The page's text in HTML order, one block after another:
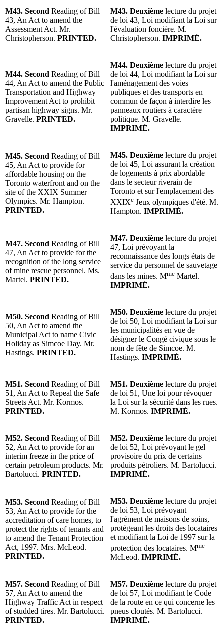
M43. Second Reading of Bill
43, An Act to amend the
Assessment Act. Mr.
Christopherson. PRINTED.
M43. Deuxième lecture du projet
de loi 43, Loi modifiant la Loi sur
l'évaluation foncière. M.
Christopherson. IMPRIMÉ.
M44. Second Reading of Bill
44, An Act to amend the Public
Transportation and Highway
Improvement Act to prohibit
partisan highway signs. Mr.
Gravelle. PRINTED.
M44. Deuxième lecture du projet
de loi 44, Loi modifiant la Loi sur
l'aménagement des voies
publiques et des transports en
commun de façon à interdire les
panneaux routiers à caractère
politique. M. Gravelle.
IMPRIMÉ.
M45. Second Reading of Bill
45, An Act to provide for
affordable housing on the
Toronto waterfront and on the
site of the XXIX Summer
Olympics. Mr. Hampton.
PRINTED.
M45. Deuxième lecture du projet
de loi 45, Loi assurant la création
de logements à prix abordable
dans le secteur riverain de
Toronto et sur l'emplacement des
XXIXe Jeux olympiques d'été. M.
Hampton. IMPRIMÉ.
M47. Second Reading of Bill
47, An Act to provide for the
recognition of the long service
of mine rescue personnel. Ms.
Martel. PRINTED.
M47. Deuxième lecture du projet
47, Loi prévoyant la
reconnaissance des longs états de
service du personnel de sauvetage
dans les mines. Mme Martel.
IMPRIMÉ.
M50. Second Reading of Bill
50, An Act to amend the
Municipal Act to name Civic
Holiday as Simcoe Day. Mr.
Hastings. PRINTED.
M50. Deuxième lecture du projet
de loi 50, Loi modifiant la Loi sur
les municipalités en vue de
désigner le Congé civique sous le
nom de fête de Simcoe. M.
Hastings. IMPRIMÉ.
M51. Second Reading of Bill
51, An Act to Repeal the Safe
Streets Act. Mr. Kormos.
PRINTED.
M51. Deuxième lecture du projet
de loi 51, Une loi pour révoquer
la Loi sur la sécurité dans les rues.
M. Kormos. IMPRIMÉ.
M52. Second Reading of Bill
52, An Act to provide for an
interim freeze in the price of
certain petroleum products. Mr.
Bartolucci. PRINTED.
M52. Deuxième lecture du projet
de loi 52, Loi prévoyant le gel
provisoire du prix de certains
produits pétroliers. M. Bartolucci.
IMPRIMÉ.
M53. Second Reading of Bill
53, An Act to provide for the
accreditation of care homes, to
protect the rights of tenants and
to amend the Tenant Protection
Act, 1997. Mrs. McLeod.
PRINTED.
M53. Deuxième lecture du projet
de loi 53, Loi prévoyant
l'agrément de maisons de soins,
protégeant les droits des locataires
et modifiant la Loi de 1997 sur la
protection des locataires. Mme
McLeod. IMPRIMÉ.
M57. Second Reading of Bill
57, An Act to amend the
Highway Traffic Act in respect
of studded tires. Mr. Bartolucci.
PRINTED.
M57. Deuxième lecture du projet
de loi 57, Loi modifiant le Code
de la route en ce qui concerne les
pneus cloutés. M. Bartolucci.
IMPRIMÉ.